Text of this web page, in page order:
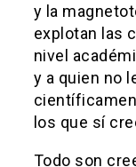
y la
explotan las
nivel
y a quien no
los que sí
Todo son